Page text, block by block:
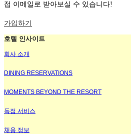
접 이메일로 받아보실 수 있습니다!
가입하기
호텔 인사이트
회사 소개
DINING RESERVATIONS
MOMENTS BEYOND THE RESORT
독점 서비스
채용 정보